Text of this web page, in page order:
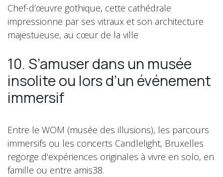
Chef-d’œuvre gothique, cette cathédrale
impressionne par ses vitraux et son architecture
majestueuse, au cœur de la ville
10. S’amuser dans un musée
insolite ou lors d’un événement
immersif
Entre le WOM (musée des illusions), les parcours
immersifs ou les concerts Candlelight, Bruxelles
regorge d’expériences originales à vivre en solo, en
famille ou entre amis38.